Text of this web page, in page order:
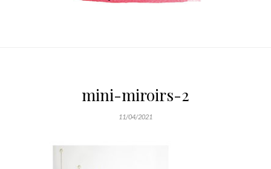
mini-miroirs-2
11/04/2021